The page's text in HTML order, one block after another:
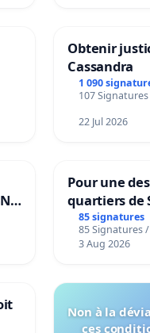
Obtenir
Cassandra
1 090
107
22 Jul 2026
Pour une
quartiers de
Beauval -
bediening
Strombeek
85 signatures
85 Signatures
3 Aug 2026
Non à la
ces